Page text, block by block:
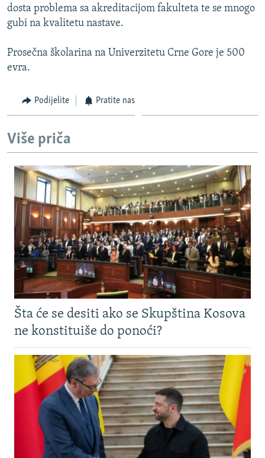
dosta problema sa akreditacijom fakulteta te se mnogo
gubi na kvalitetu nastave.
Prosečna školarina na Univerzitetu Crne Gore je 500
evra.
Podijelite Pratite nas
Više priča
Šta će se desiti ako se Skupština Kosova
ne konstituiše do ponoći?